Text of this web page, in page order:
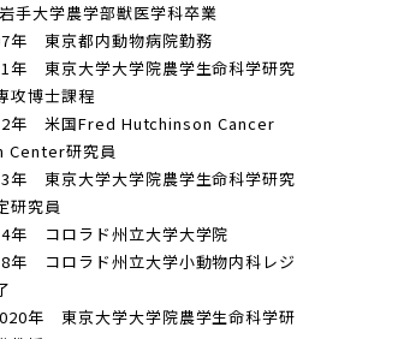
手大学農学部獣医学科卒業
年 東京都内動物病院勤務
年 東京大学大学院農学生命科学研究
攻博士課程
年 米国Fred Hutchinson Cancer
Center研究員
年 東京大学大学院農学生命科学研究
研究員
年 コロラド州立大学大学院
年 コロラド州立大学小動物内科レジ
年 東京大学大学院農学生命科学研